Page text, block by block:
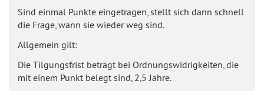
Sind einmal Punkte eingetragen, stellt sich dann schnell
die Frage, wann sie wieder weg sind.
Allgemein gilt:
Die Tilgungsfrist beträgt bei Ordnungswidrigkeiten, die
mit einem Punkt belegt sind, 2,5 Jahre.